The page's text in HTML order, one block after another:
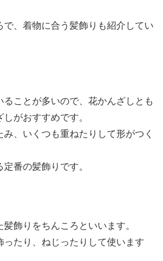
で、着物に合う髪飾りも紹介してい
ことが多いので、花かんざしとも
がおすすめです。
、いくつも重ねたりして形がつく
番の髪飾りです。
飾りをちんころといいます。
ったり、ねじったりして使います